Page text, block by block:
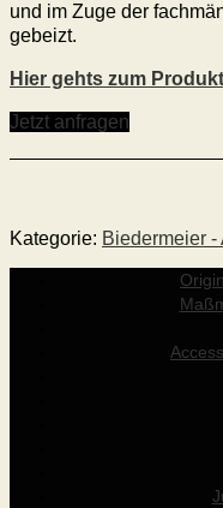
und im Zuge der
gebeizt.
Hier gehts zum
Jetzt anfragen
Kategorie: Biedermeier